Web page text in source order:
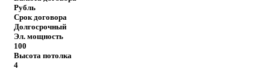
Рубль
Срок договора
Долгосрочный
Эл. мощность
100
Высота потолка
4